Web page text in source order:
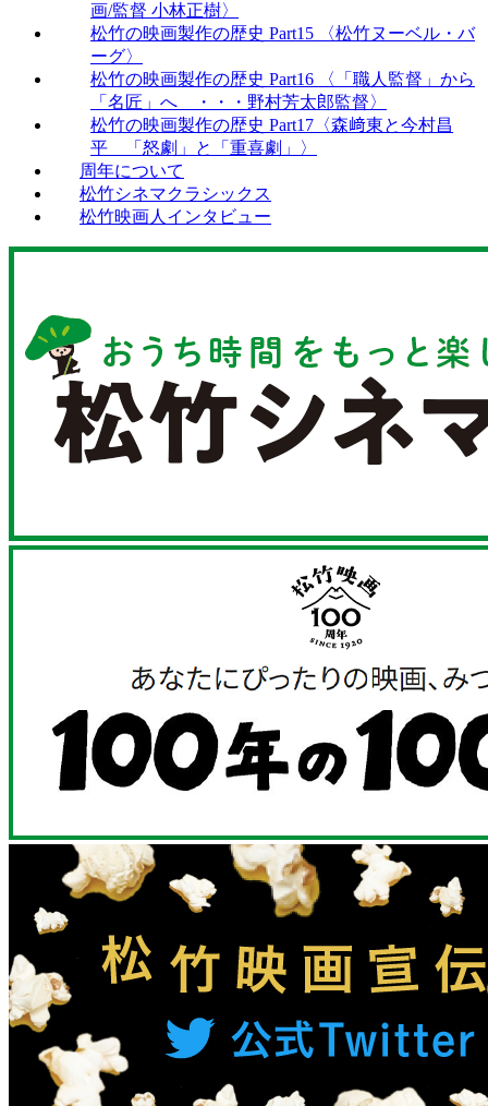
画/監督 小林正樹〉
松竹の映画製作の歴史 Part15 〈松竹ヌーベル・バ
ーグ〉
松竹の映画製作の歴史 Part16 〈「職人監督」から
「名匠」へ ・・・野村芳太郎監督〉
松竹の映画製作の歴史 Part17〈森﨑東と今村昌
平 「怒劇」と「重喜劇」〉
周年について
松竹シネマクラシックス
松竹映画人インタビュー